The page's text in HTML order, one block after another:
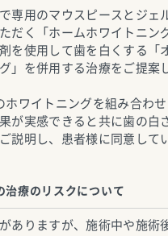
専用のマウスピースとジェ
だく「ホームホワイトニン
を使用して歯を白くする「
」を併用する治療をご提案
ホワイトニングを組み合わ
が実感できると共に歯の白
説明し、患者様に同意して
治療のリスクについて
ありますが、施術中や施術